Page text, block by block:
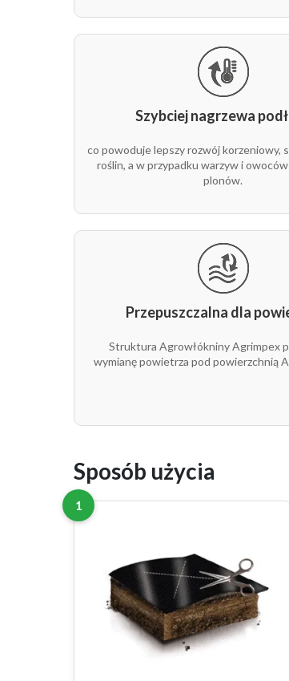
Uprawy gruntowe i pod osłonami
Truskawki, maliny, borówki,
Rośliny ozdobne i rabaty
Szybciej nagrzewa
co powoduje lepszy rozwój korzeniowy,
roślin, a w przypadku warzyw i
plonów.
Przepuszczalna dla
Struktura Agrowłókniny Agrimpex
wymianę powietrza pod powierzchnią
Sposób użycia
1